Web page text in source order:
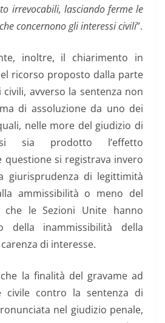
irrevocabili, lasciando ferme le
concernono gli interessi civili”.
inoltre, il chiarimento in
ricorso proposto dalla parte
avverso la sentenza non
di assoluzione da uno dei
nelle more del giudizio di
si sia prodotto l’effetto
questione si registrava invero
giurisprudenza di legittimità
ammissibilità o meno del
le Sezioni Unite hanno
della inammissibilità della
di interesse.
la finalità del gravame ad
civile contro la sentenza di
nel giudizio penale,